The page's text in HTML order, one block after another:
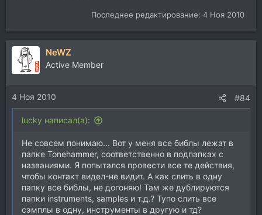
Последнее редактирование: 4 Ноя 2010
NeWZ
Active Member
4 Ноя 2010 #84
lucky написал(а):
Не совсем понимаю... Вот у меня все библы лежат в
папке Tonehammer, соответственно в подпапках с
названиями. Я попытался провести все те действия,
чтобы контакт видел-не видит. А как слить в одну
папку все библы, не догоняю! Там же дублируются
папки instruments, samples и т.д.? Тупо слить все
сэмплы в одну, инструменты в другую и тд?